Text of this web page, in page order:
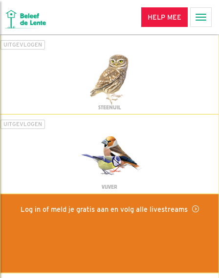
HELP MEE
UITGEVLOGEN
STEENUIL
UITGEVLOGEN
VIJVER
Log in of meld je gratis aan en volg alle livestreams